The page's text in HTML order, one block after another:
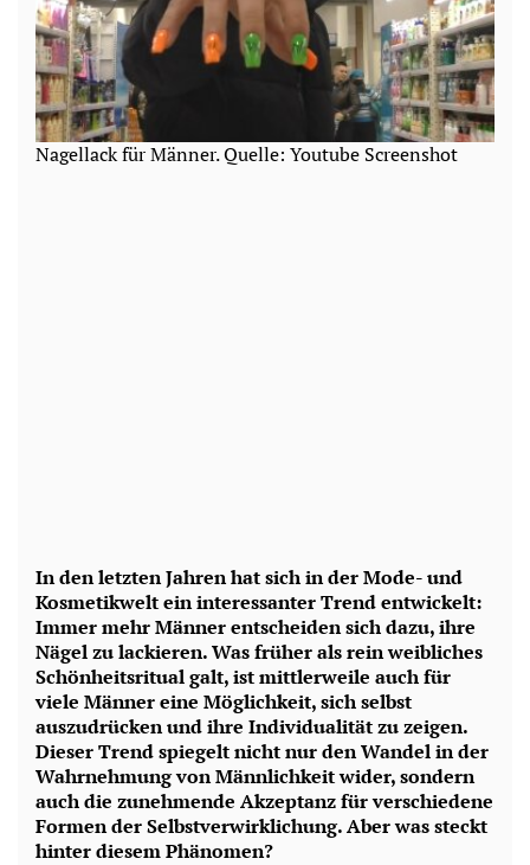
Nagellack für Männer. Quelle: Youtube Screenshot
In den letzten Jahren hat sich in der Mode- und
Kosmetikwelt ein interessanter Trend entwickelt:
Immer mehr Männer entscheiden sich dazu, ihre
Nägel zu lackieren. Was früher als rein weibliches
Schönheitsritual galt, ist mittlerweile auch für
viele Männer eine Möglichkeit, sich selbst
auszudrücken und ihre Individualität zu zeigen.
Dieser Trend spiegelt nicht nur den Wandel in der
Wahrnehmung von Männlichkeit wider, sondern
auch die zunehmende Akzeptanz für verschiedene
Formen der Selbstverwirklichung. Aber was steckt
hinter diesem Phänomen?